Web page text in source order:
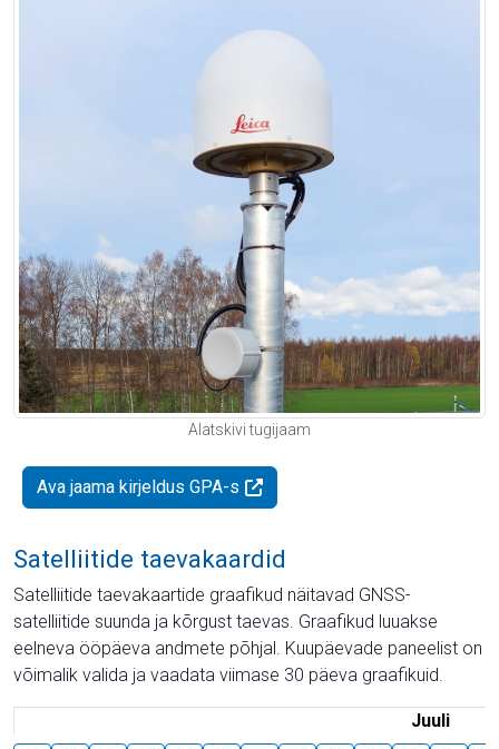
Alatskivi tugijaam
Ava jaama kirjeldus GPA-s
Satelliitide taevakaardid
Satelliitide taevakaartide graafikud näitavad GNSS-
satelliitide suunda ja kõrgust taevas. Graafikud luuakse
eelneva ööpäeva andmete põhjal. Kuupäevade paneelist on
võimalik valida ja vaadata viimase 30 päeva graafikuid.
Juuli